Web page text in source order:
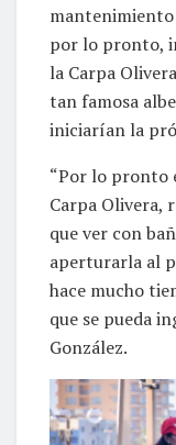
mantenimiento
por lo pronto,
la Carpa
tan famosa
iniciarían la
“Por lo pronto
Carpa Olivera,
que ver con
aperturarla al
hace mucho
que se pueda
González.